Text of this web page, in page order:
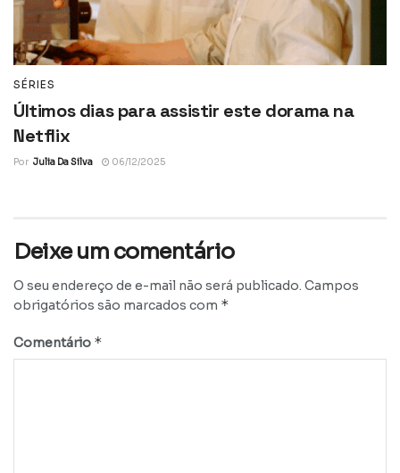
SÉRIES
Últimos dias para assistir este dorama na
Netflix
Por Julia Da Silva 06/12/2025
Deixe um comentário
O seu endereço de e-mail não será publicado. Campos
obrigatórios são marcados com *
Comentário *